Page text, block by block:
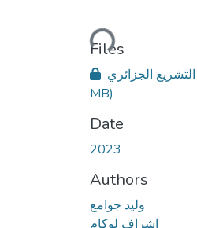
Loading...
Files
MB)
Date
2023
Authors
وليد جوامع
إشراف لوكام